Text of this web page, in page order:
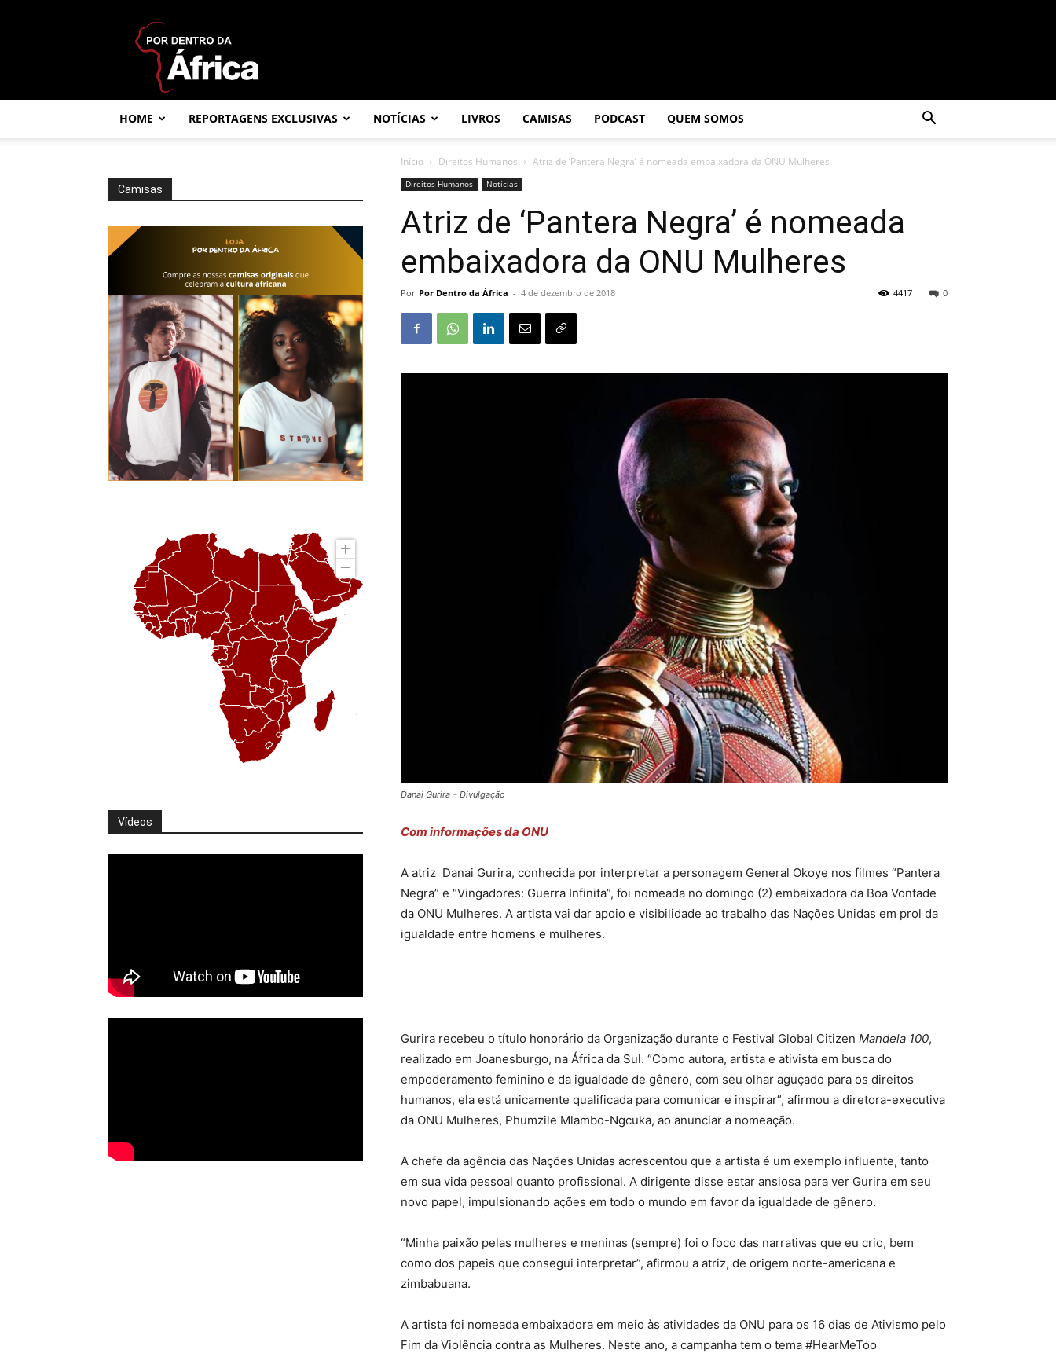
da
África
HOME REPORTAGENS EXCLUSIVAS NOTÍCIAS LIVROS CAMISAS PODCAST QUEM SOMOS
Início Direitos Humanos Atriz de ‘Pantera Negra’ é nomeada embaixadora da ONU Mulheres
Direitos Humanos Notícias
Atriz de ‘Pantera Negra’ é nomeada
embaixadora da ONU Mulheres
Por Por Dentro da África - 4 de dezembro de 2018 0
4417
Danai Gurira – Divulgação
Com informações da ONU
A atriz Danai Gurira, conhecida por interpretar a personagem General Okoye nos filmes “Pantera
Negra” e “Vingadores: Guerra Infinita”, foi nomeada no domingo (2) embaixadora da Boa Vontade
da ONU Mulheres. A artista vai dar apoio e visibilidade ao trabalho das Nações Unidas em prol da
igualdade entre homens e mulheres.
Gurira recebeu o título honorário da Organização durante o Festival Global Citizen Mandela 100,
realizado em Joanesburgo, na África da Sul. “Como autora, artista e ativista em busca do
empoderamento feminino e da igualdade de gênero, com seu olhar aguçado para os direitos
humanos, ela está unicamente qualificada para comunicar e inspirar”, afirmou a diretora-executiva
da ONU Mulheres, Phumzile Mlambo-Ngcuka, ao anunciar a nomeação.
A chefe da agência das Nações Unidas acrescentou que a artista é um exemplo influente, tanto
em sua vida pessoal quanto profissional. A dirigente disse estar ansiosa para ver Gurira em seu
novo papel, impulsionando ações em todo o mundo em favor da igualdade de gênero.
“Minha paixão pelas mulheres e meninas (sempre) foi o foco das narrativas que eu crio, bem
como dos papeis que consegui interpretar”, afirmou a atriz, de origem norte-americana e
zimbabuana.
A artista foi nomeada embaixadora em meio às atividades da ONU para os 16 dias de Ativismo pelo
Fim da Violência contra as Mulheres. Neste ano, a campanha tem o tema #HearMeToo
Camisas
Vídeos